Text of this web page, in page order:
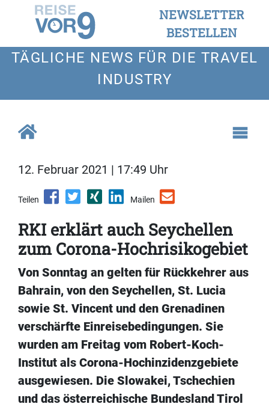
NEWSLETTER
BESTELLEN
TÄGLICHE NEWS FÜR DIE TRAVEL
INDUSTRY
12. Februar 2021 | 17:49 Uhr
Teilen Mailen
RKI erklärt auch Seychellen
zum Corona-Hochrisikogebiet
Von Sonntag an gelten für Rückkehrer aus
Bahrain, von den Seychellen, St. Lucia
sowie St. Vincent und den Grenadinen
verschärfte Einreisebedingungen. Sie
wurden am Freitag vom Robert-Koch-
Institut als Corona-Hochinzidenzgebiete
ausgewiesen. Die Slowakei, Tschechien
und das österreichische Bundesland Tirol